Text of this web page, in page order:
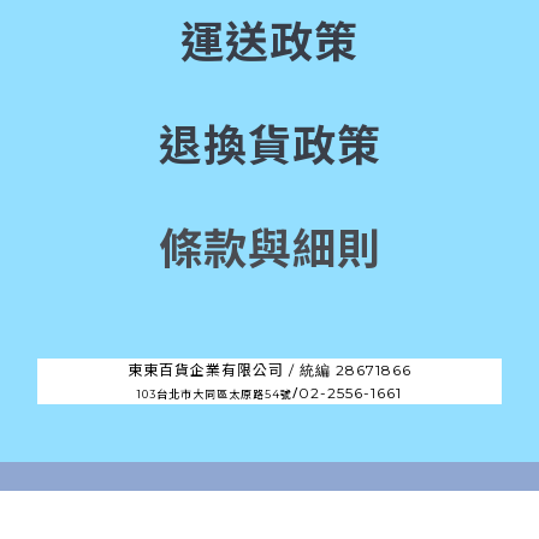
運送政策
退換貨政策
條款與細則
東東百貨企業有限公司 / 統編 28671866
103台北市大同區太原路54號/02-2556-1661